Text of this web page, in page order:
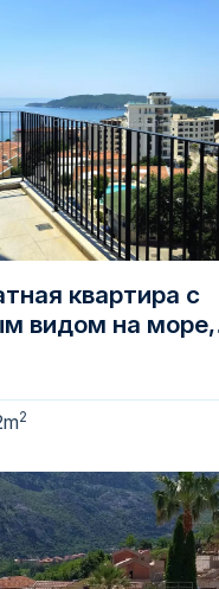
квартира с
видом на море,
2